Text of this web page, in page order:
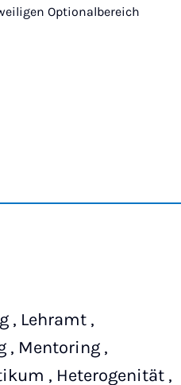
Optionalbereich
, Lehramt ,
, Mentoring ,
, Heterogenität ,